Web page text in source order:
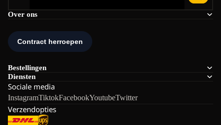
Over ons
Bestellingen
Diensten
Sociale media
InstagramTiktokFacebookYoutubeTwitter
Verzendopties